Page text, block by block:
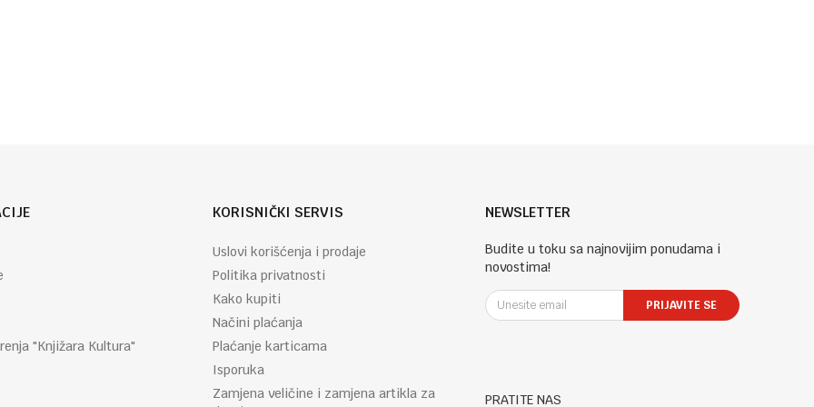
"Knjižara Kultura"
KORISNIČKI SERVIS
Uslovi korišćenja i prodaje
Politika privatnosti
Kako kupiti
Načini plaćanja
Plaćanje karticama
Isporuka
Zamjena veličine i zamjena artikla za
NEWSLETTER
Budite u toku sa najnovijim ponudama i
novostima!
PRIJAVITE SE
PRATITE NAS